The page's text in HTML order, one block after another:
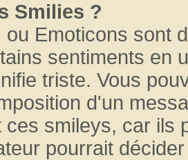
Smilies ?
ou Emoticons sont
sentiments en
triste. Vous
d'un
ces smileys, car ils
pourrait